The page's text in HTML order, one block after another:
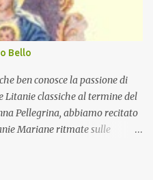
Bello
ben conosce la passione di
Litanie classiche al termine del
Pellegrina, abbiamo recitato
Mariane ritmate sulle